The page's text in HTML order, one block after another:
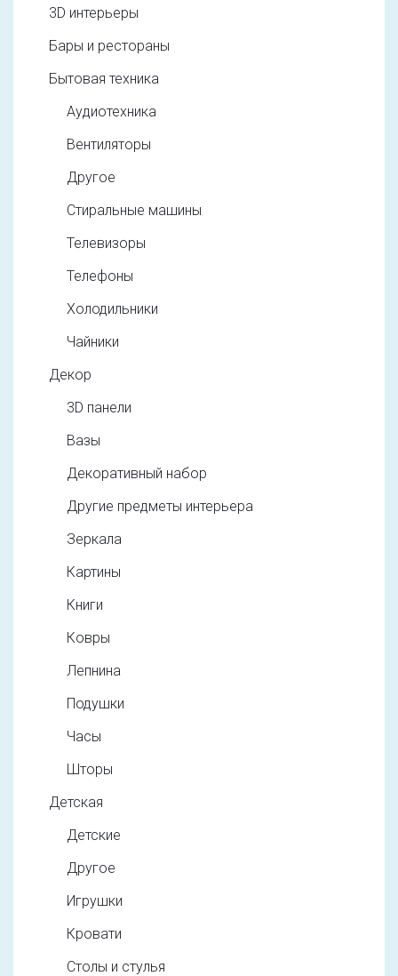
3D интерьеры
Бары и рестораны
Бытовая техника
Аудиотехника
Вентиляторы
Другое
Стиральные машины
Телевизоры
Телефоны
Холодильники
Чайники
Декор
3D панели
Вазы
Декоративный набор
Другие предметы интерьера
Зеркала
Картины
Книги
Ковры
Лепнина
Подушки
Часы
Шторы
Детская
Детские
Другое
Игрушки
Кровати
Столы и стулья